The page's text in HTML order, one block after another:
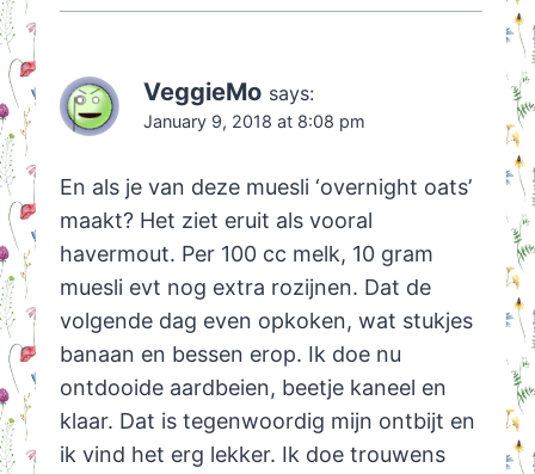
VeggieMo says:
January 9, 2018 at 8:08 pm
En als je van deze muesli ‘overnight oats’
maakt? Het ziet eruit als vooral
havermout. Per 100 cc melk, 10 gram
muesli evt nog extra rozijnen. Dat de
volgende dag even opkoken, wat stukjes
banaan en bessen erop. Ik doe nu
ontdooide aardbeien, beetje kaneel en
klaar. Dat is tegenwoordig mijn ontbijt en
ik vind het erg lekker. Ik doe trouwens